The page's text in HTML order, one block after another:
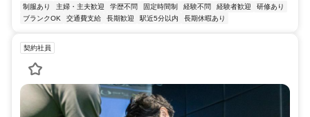
制服あり 主婦・主夫歓迎 学歴不問 固定時間制 経験不問 経験者歓迎
研修あり
ブランクOK
交通費支給 長期歓迎 駅近5分以内 長期休暇あり
契約社員